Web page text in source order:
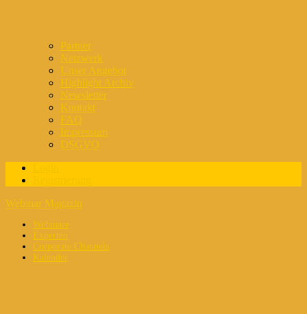
Partner
Netzwerk
Unser Angebot
Highlight Archiv
Newsletter
Kontakt
FAQ
Impressum
DSGVO
Webinar Magazin
Webinare
Experten
Corporate Channels
Kalender